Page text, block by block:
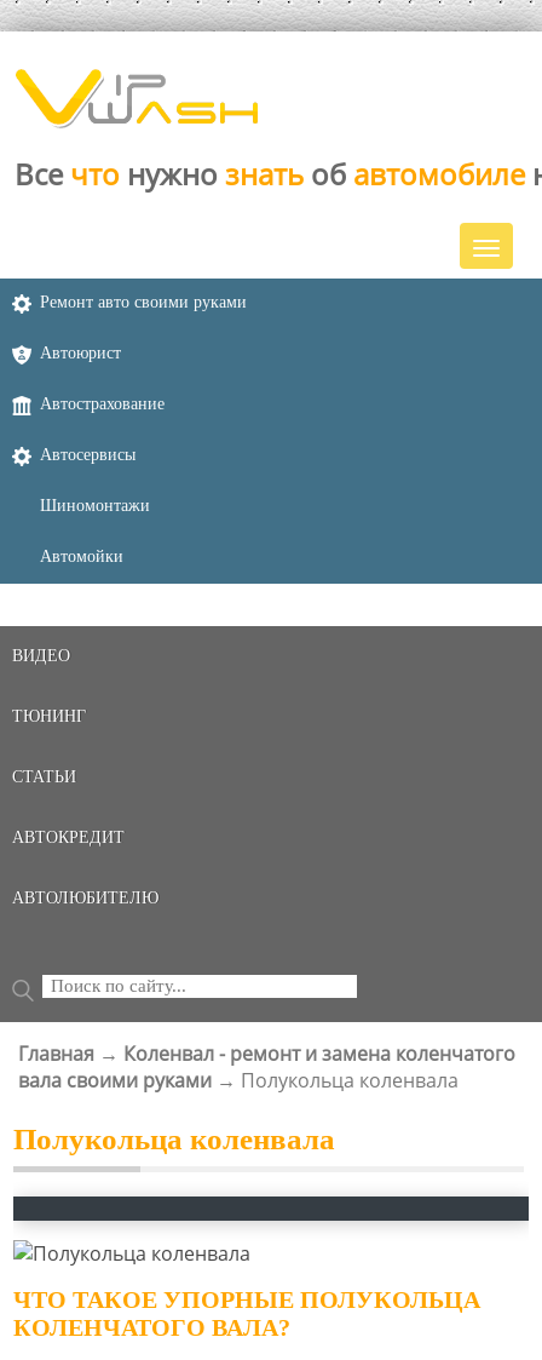
Все что нужно знать об автомобиле
Ремонт авто своими руками
Автоюрист
Автострахование
Автосервисы
Шиномонтажи
Автомойки
ВИДЕО
ТЮНИНГ
СТАТЬИ
АВТОКРЕДИТ
АВТОЛЮБИТЕЛЮ
ФОРМА ПОИСКА
Поиск
ВЫ ЗДЕСЬ
Главная → Коленвал - ремонт и замена коленчатого
вала своими руками → Полукольца коленвала
Полукольца коленвала
ЧТО ТАКОЕ УПОРНЫЕ ПОЛУКОЛЬЦА
КОЛЕНЧАТОГО ВАЛА?